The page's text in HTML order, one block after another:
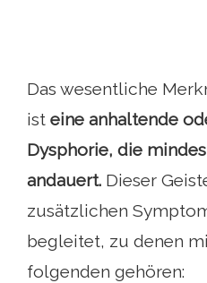
Das wesentliche
ist eine anhaltende
Dysphorie, die
andauert. Dieser
zusätzlichen
begleitet, zu denen
folgenden gehören: